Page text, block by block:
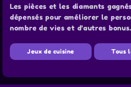
Les pièces et les diamants
dépensés pour améliorer le
nombre de vies et d’autres bonus.
Jeux de cuisine Tous